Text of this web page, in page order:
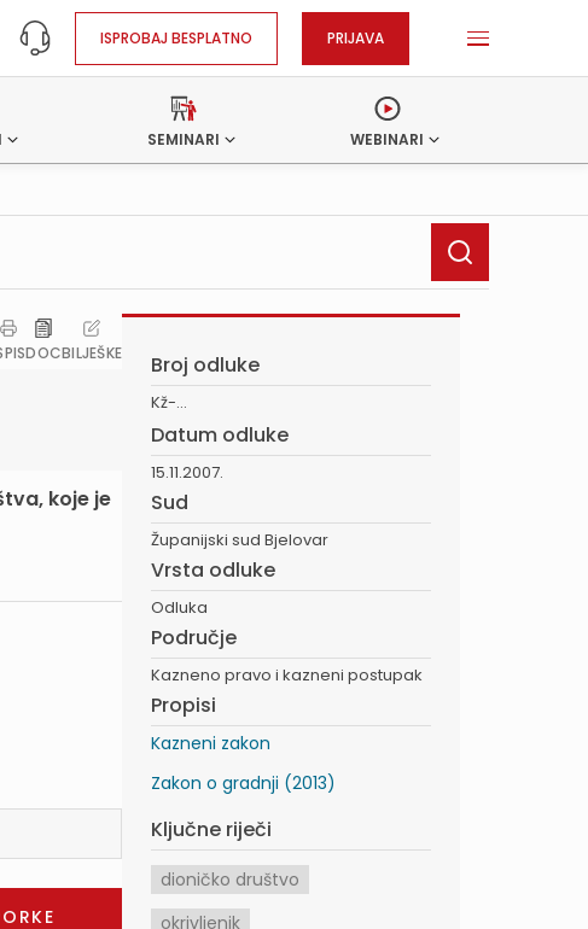
ISPROBAJ BESPLATNO PRIJAVA
SEMINARI WEBINARI
DOCBILJEŠKE
koje je
Broj odluke
Kž-...
Datum odluke
15.11.2007.
Sud
Županijski sud Bjelovar
Vrsta odluke
Odluka
Područje
Kazneno pravo i kazneni postupak
Propisi
Kazneni zakon
Zakon o gradnji (2013)
Ključne riječi
dioničko društvo
okrivljenik